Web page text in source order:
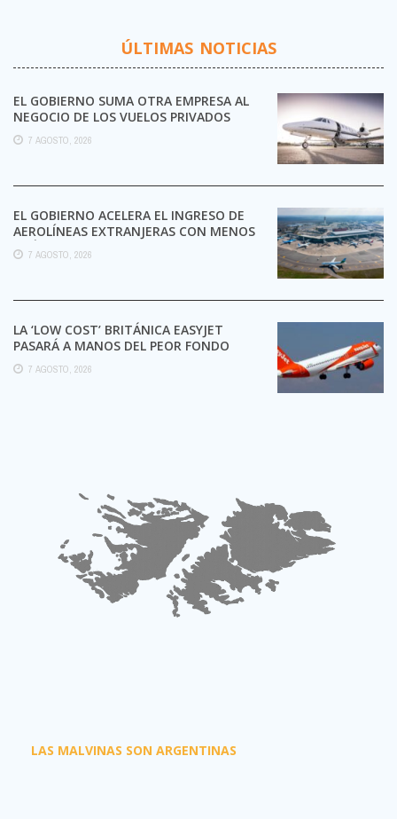
ÚLTIMAS NOTICIAS
EL GOBIERNO SUMA OTRA EMPRESA AL
NEGOCIO DE LOS VUELOS PRIVADOS
7 AGOSTO, 2026
EL GOBIERNO ACELERA EL INGRESO DE
AEROLÍNEAS EXTRANJERAS CON MENOS
TRÁMITES
7 AGOSTO, 2026
LA ‘LOW COST’ BRITÁNICA EASYJET
PASARÁ A MANOS DEL PEOR FONDO
POSIBLE:
7 AGOSTO, 2026
LAS MALVINAS SON ARGENTINAS